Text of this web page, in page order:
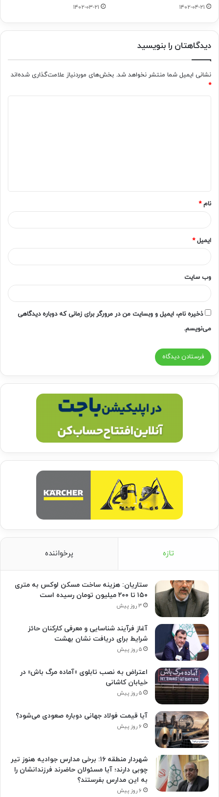
۱۴۰۲-۰۴-۲۱ ۱۴۰۲-۰۳-۲۱
دیدگاهتان را بنویسید
نشانی ایمیل شما منتشر نخواهد شد. بخش‌های موردنیاز علامت‌گذاری شده‌اند
*
*
نام*
ایمیل*
وب‌ سایت
ذخیره نام، ایمیل و وبسایت من در مرورگر برای زمانی که دوباره دیدگاهی
می‌نویسم.
تازه پرخواننده
ستاریان: هزینه ساخت مسکن لوکس به متری
۱۵۰ تا ۲۰۰ میلیون تومان رسیده است
۳ روز پیش
آغاز فرآیند شناسایی و معرفی کارکنان حائز
شرایط برای دریافت نشان بهشت
۵ روز پیش
اعتراض به نصب تابلوی «آماده مرگ باش» در
خیابان کاشانی
۵ روز پیش
آیا قیمت فولاد جهانی دوباره صعودی می‌شود؟
۶ روز پیش
شهردار منطقه ۱۶: برخی مدارس جوادیه هنوز تیر
چوبی دارند؛ آیا مسئولان حاضرند فرزندانشان را
به این مدارس بفرستند؟
۶ روز پیش